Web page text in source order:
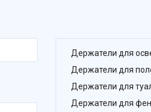
Держатели для
Держатели для
Держатели для
Держатели для